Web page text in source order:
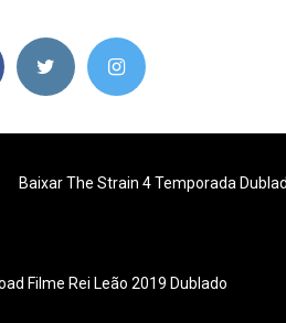
Baixar The Strain 4 Temporada
Filme Rei Leão 2019 Dublado